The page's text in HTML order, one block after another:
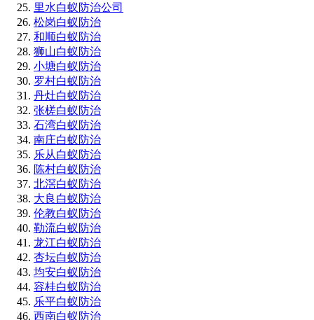
里水白蚁防治公司
松岗白蚁防治
和顺白蚁防治
狮山白蚁防治
小塘白蚁防治
罗村白蚁防治
丹灶白蚁防治
张槎白蚁防治
石湾白蚁防治
南庄白蚁防治
乐从白蚁防治
陈村白蚁防治
北滘白蚁防治
大良白蚁防治
伦教白蚁防治
勒流白蚁防治
龙江白蚁防治
杏坛白蚁防治
均安白蚁防治
容桂白蚁防治
乐平白蚁防治
西南白蚁防治